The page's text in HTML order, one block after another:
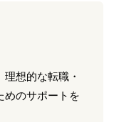
想的な転職・
めのサポートを